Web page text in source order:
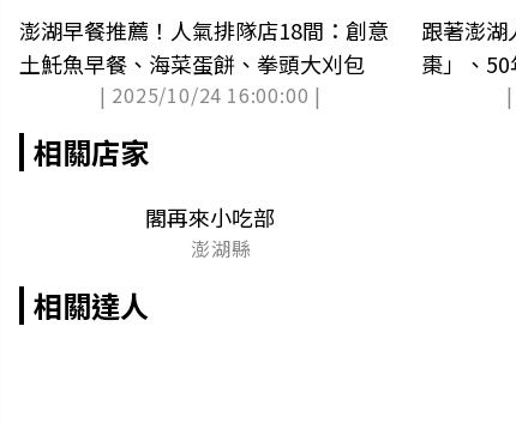
澎湖早餐推薦！人氣排隊店18間：創意
土魠魚早餐、海菜蛋餅、拳頭大刈包
| 2025/10/24 16:00:00 |
跟著澎湖
棗」、
相關店家
閣再來小吃部
澎湖縣
相關達人